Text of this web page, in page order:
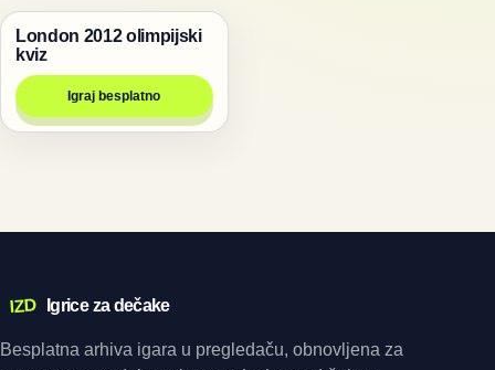
Igre
London 2012 olimpijski
kviz
Igraj besplatno
IZD Igrice za dečake
Besplatna arhiva igara u pregledaču, obnovljena za